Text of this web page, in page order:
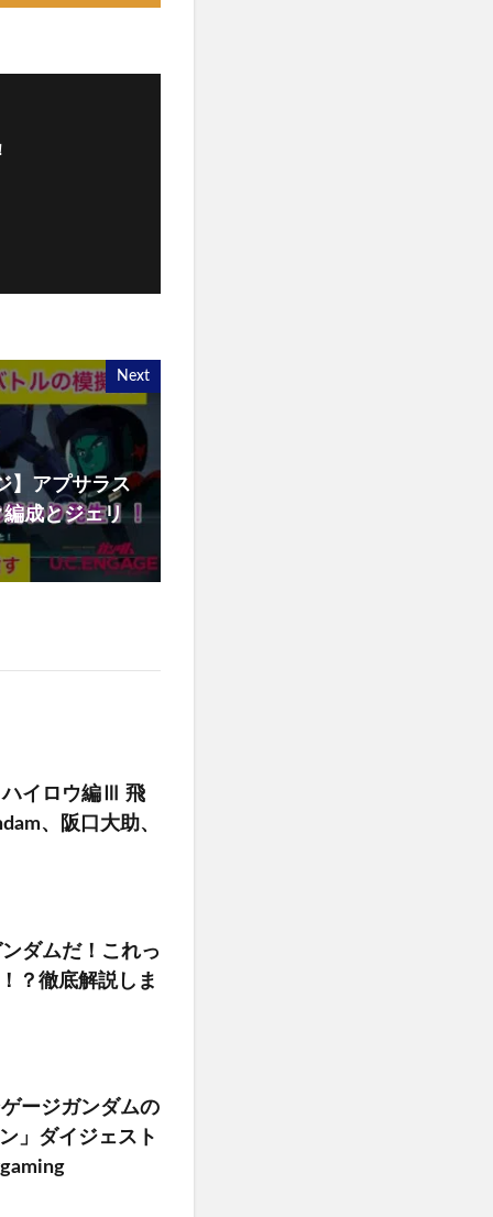
Next
】アプサラス
成とジェリ
ハイロウ編Ⅲ 飛
、阪口大助、
ダムだ！これっ
？徹底解説しま
ージガンダムの
」ダイジェスト